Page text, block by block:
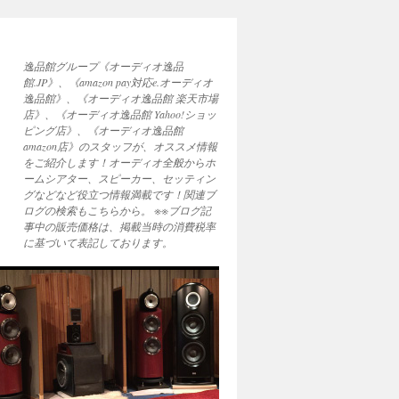
逸品館グループ《オーディオ逸品
館.JP》、《amazon pay対応e.オーディオ
逸品館》、《オーディオ逸品館 楽天市場
店》、《オーディオ逸品館 Yahoo!ショッ
ピング店》、《オーディオ逸品館
amazon店》のスタッフが、オススメ情報
をご紹介します！オーディオ全般からホ
ームシアター、スピーカー、セッティン
グなどなど役立つ情報満載です！関連ブ
ログの検索もこちらから。 ※※ブログ記
事中の販売価格は、掲載当時の消費税率
に基づいて表記しております。